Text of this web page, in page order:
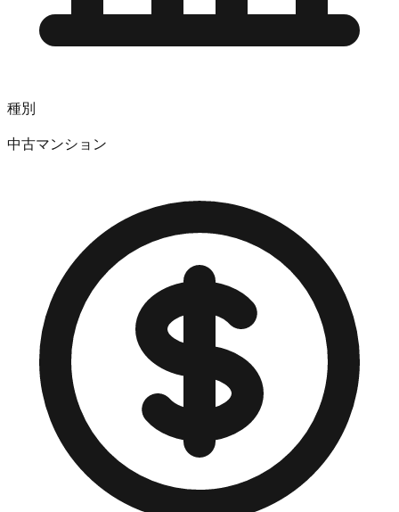
種別
中古マンション